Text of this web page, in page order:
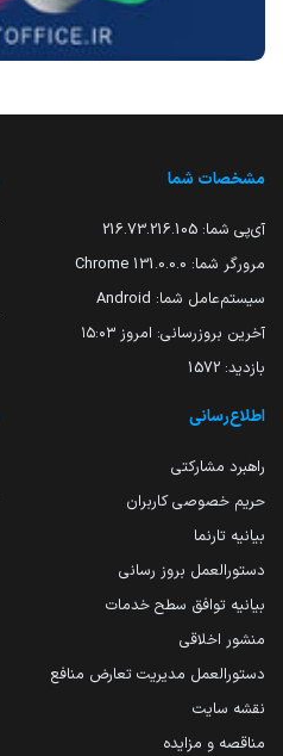
مشخصات شما
آی‌پی شما: 216.73.216.105
مرورگر شما: 131.0.0.0 Chrome
سیستم‌عامل شما: Android
آخرین بروزرسانی: امروز ۱۵:۰۳
بازدید: 1572
اطلاع‌رسانی
راهبرد مشارکتی
حریم خصوصی کاربران
بیانیه تارنما
دستورالعمل بروز رسانی
بیانیه توافق سطح خدمات
منشور اخلاقی
دستورالعمل مدیریت تعارض منافع
نقشه سایت
مناقصه و مزایده